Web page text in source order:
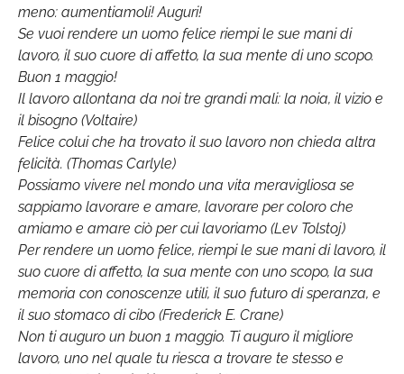
meno: aumentiamoli! Auguri!
Se vuoi rendere un uomo felice riempi le sue mani di
lavoro, il suo cuore di affetto, la sua mente di uno scopo.
Buon 1 maggio!
Il lavoro allontana da noi tre grandi mali: la noia, il vizio e
il bisogno (Voltaire)
Felice colui che ha trovato il suo lavoro non chieda altra
felicità. (Thomas Carlyle)
Possiamo vivere nel mondo una vita meravigliosa se
sappiamo lavorare e amare, lavorare per coloro che
amiamo e amare ciò per cui lavoriamo (Lev Tolstoj)
Per rendere un uomo felice, riempi le sue mani di lavoro, il
suo cuore di affetto, la sua mente con uno scopo, la sua
memoria con conoscenze utili, il suo futuro di speranza, e
il suo stomaco di cibo (Frederick E. Crane)
Non ti auguro un buon 1 maggio. Ti auguro il migliore
lavoro, uno nel quale tu riesca a trovare te stesso e